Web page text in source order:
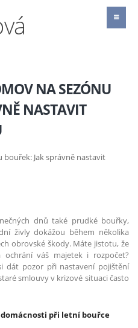
NA SEZÓNU
NASTAVIT
dnů také prudké bouřky,
živly dokážou během několika
obrovské škody. Máte jistotu, že
ochrání váš majetek i rozpočet?
dát pozor při nastavení pojištění
smlouvy v krizové situaci často
při letní bouřce